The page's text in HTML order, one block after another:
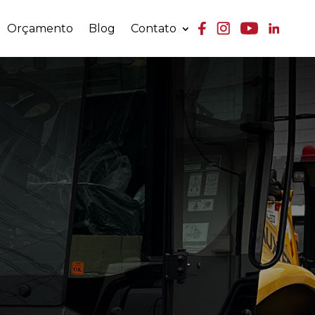
Orçamento Blog Contato